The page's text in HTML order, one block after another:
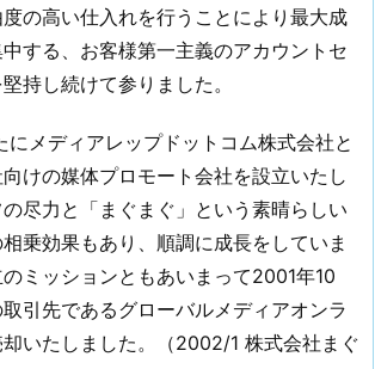
度の高い仕入れを行うことにより最大成
する、お客様第一主義のアカウントセ
持し続けて参りました。
にメディアレップドットコム株式会社と
けの媒体プロモート会社を設立いたし
尽力と「まぐまぐ」という素晴らしい
乗効果もあり、順調に成長をしていま
ミッションともあいまって2001年10
引先であるグローバルメディアオンラ
いたしました。（2002/1 株式会社まぐ